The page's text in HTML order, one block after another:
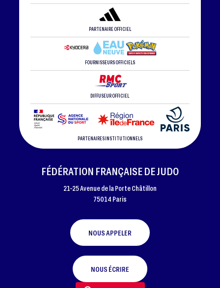
PARTENAIRE OFFICIEL
FOURNISSEURS OFFICIELS
DIFFUSEUR OFFICIEL
PARTENAIRES INSTITUTIONNELS
FÉDÉRATION FRANÇAISE DE JUDO
21-25 Avenue de la Porte Châtillon
75014 Paris
NOUS APPELER
NOUS ÉCRIRE